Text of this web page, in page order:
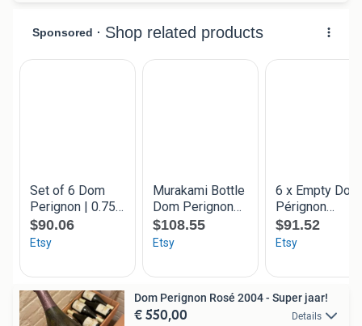
Dom Perignon Rosé 2004 - Super jaar!
€ 550,00 Details